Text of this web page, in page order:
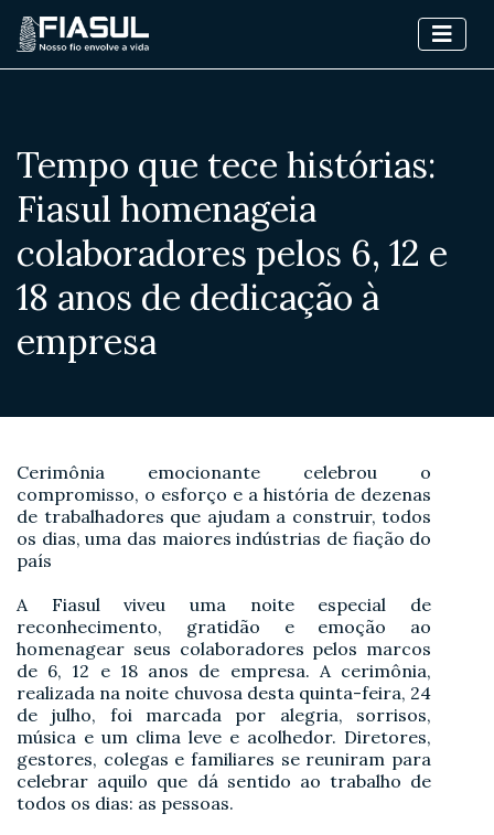
Tempo que tece histórias:
Fiasul homenageia
colaboradores pelos 6, 12 e
18 anos de dedicação à
empresa
Cerimônia emocionante celebrou o
compromisso, o esforço e a história de dezenas
de trabalhadores que ajudam a construir, todos
os dias, uma das maiores indústrias de fiação do
país
A Fiasul viveu uma noite especial de
reconhecimento, gratidão e emoção ao
homenagear seus colaboradores pelos marcos
de 6, 12 e 18 anos de empresa. A cerimônia,
realizada na noite chuvosa desta quinta-feira, 24
de julho, foi marcada por alegria, sorrisos,
música e um clima leve e acolhedor. Diretores,
gestores, colegas e familiares se reuniram para
celebrar aquilo que dá sentido ao trabalho de
todos os dias: as pessoas.